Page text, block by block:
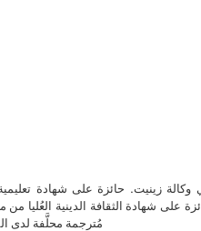
وكالة زينيت. حائزة على شهادة
على شهادة الثقافة الدينية العُليا من
مُترجمة محلَّفة لدى